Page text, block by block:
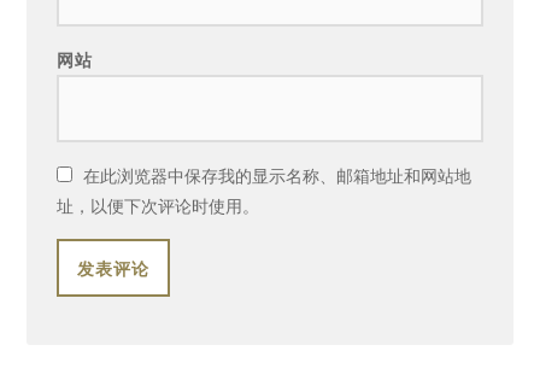
网站
在此浏览器中保存我的显示名称、邮箱地址和网站地
址，以便下次评论时使用。